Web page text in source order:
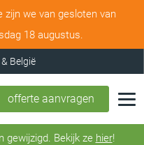
we van gesloten van
18 augustus.
offerte aanvragen
gewijzigd. Bekijk ze hier!